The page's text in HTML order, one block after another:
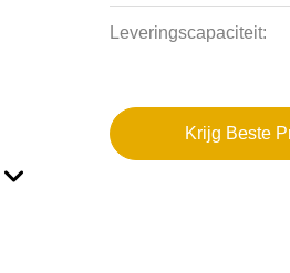
Leveringscapaciteit:
Krijg Beste